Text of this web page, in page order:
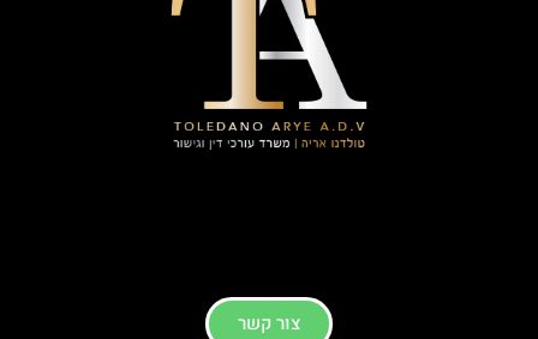
צור קשר